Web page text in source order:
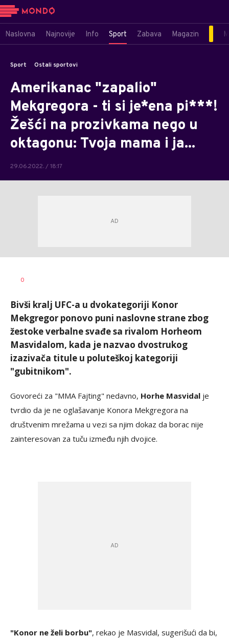
Naslovna Najnovije Info Sport Zabava Magazin
Sport Ostali sportovi
Amerikanac "zapalio"
Mekgregora - ti si je*ena pi***!
Žešći na prozivkama nego u
oktagonu: Tvoja mama i ja...
29.06.2022. / 18:17
AUTOR
0
Bivši kralj UFC-a u dvokategoriji Konor
Mekgregor ponovo puni naslovne strane zbog
žestoke verbalne svađe sa rivalom Horheom
Masvidalom, kada je nazvao dvostrukog
izazivača titule u poluteškoj kategoriji
"gubitnikom".
Govoreći za "MMA Fajting" nedavno, Horhe Masvidal je
tvrdio da je ne oglašavanje Konora Mekgregora na
društvenim mrežama u vezi sa njim dokaz da borac nije
zainteresovan za tuču između njih dvojice.
"Konor ne želi borbu", rekao je Masvidal, sugerišući da bi,